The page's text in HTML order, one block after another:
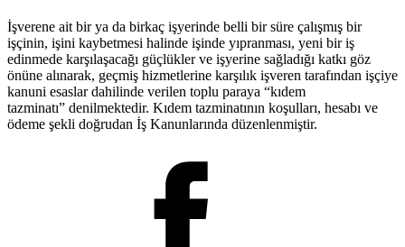
İşverene ait bir ya da birkaç işyerinde belli bir süre çalışmış bir
işçinin, işini kaybetmesi halinde işinde yıpranması, yeni bir iş
edinmede karşılaşacağı güçlükler ve işyerine sağladığı katkı göz
önüne alınarak, geçmiş hizmetlerine karşılık işveren tarafından işçiye
kanuni esaslar dahilinde verilen toplu paraya “kıdem
tazminatı” denilmektedir. Kıdem tazminatının koşulları, hesabı ve
ödeme şekli doğrudan İş Kanunlarında düzenlenmiştir.